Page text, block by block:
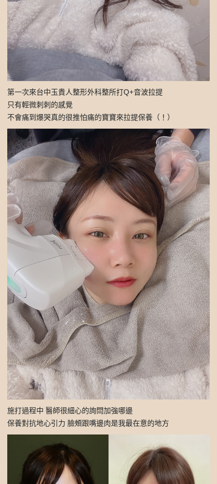
第一次來台中玉貴人整形外科整所打Q+音波拉提
只有輕微刺刺的感覺
不會痛到爆哭真的很推怕痛的寶寶來拉提保養（！）
施打過程中 醫師很細心的詢問加強哪邊
保養對抗地心引力 臉頰跟嘴邊肉是我最在意的地方